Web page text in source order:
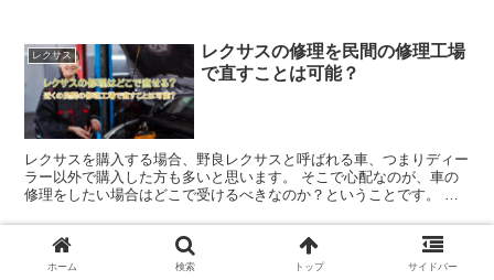
レクサス
レクサスの修理を民間の修理工場
で直すことは可能？
レクサスを購入する場合、野良レクサスと呼ばれる車、つまりディー
ラー以外で購入した方も多いと思います。 そこで心配なのが、車の
修理をしたい場合はどこで受けるべきなのか？ということです。 確
レクサス
野良レクサスは駄目？ディーラー
以外で購入するデメリットは？
ホーム 検索 トップ サイドバー